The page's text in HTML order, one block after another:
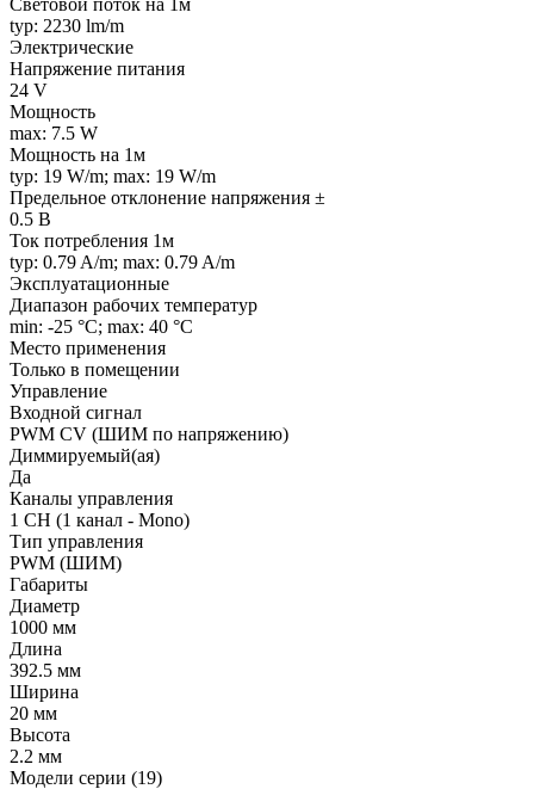
typ: 2230 lm/m
Электрические
Напряжение питания
24 V
Мощность
max: 7.5 W
Мощность на 1м
typ: 19 W/m; max: 19 W/m
Предельное отклонение напряжения ±
0.5 В
Ток потребления 1м
typ: 0.79 A/m; max: 0.79 A/m
Эксплуатационные
Диапазон рабочих температур
min: -25 °C; max: 40 °C
Место применения
Только в помещении
Управление
Входной сигнал
PWM СV (ШИМ по напряжению)
Диммируемый(ая)
Да
Каналы управления
1 CH (1 канал - Mono)
Тип управления
PWM (ШИМ)
Габариты
Диаметр
1000 мм
Длина
392.5 мм
Ширина
20 мм
Высота
2.2 мм
Модели серии (19)